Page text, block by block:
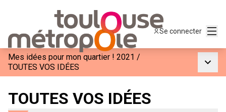
Se connecter
Mes idées pour mon quartier ! 2021 /
TOUTES VOS IDÉES
TOUTES VOS IDÉES